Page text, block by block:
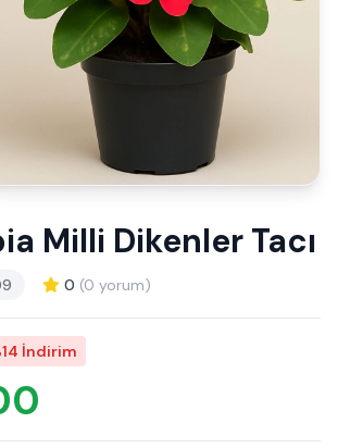
Milli Dikenler Tacı
0 (0 yorum)
İndirim